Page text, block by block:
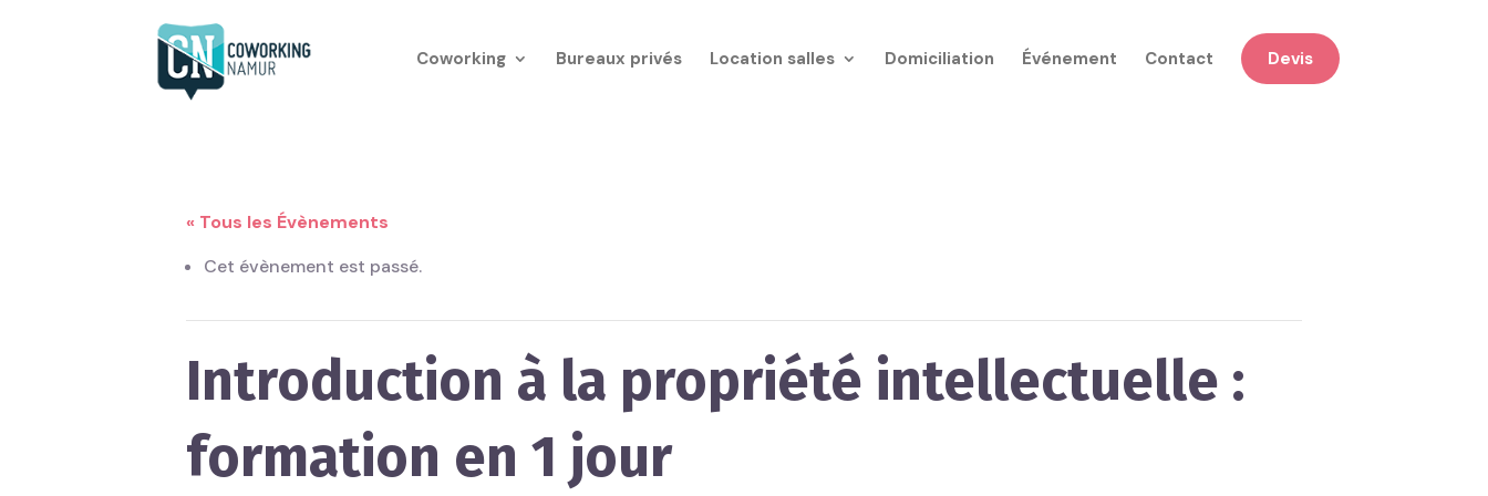
Coworking Bureaux privés Location salles Domiciliation Événement Contact Devis
« Tous les Évènements
Cet évènement est passé.
Introduction à la propriété intellectuelle :
formation en 1 jour